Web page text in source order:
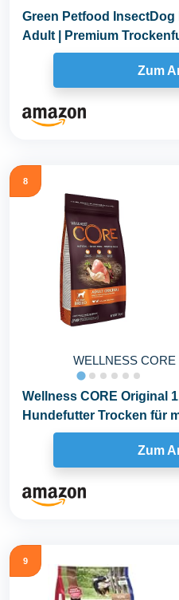
Green Petfood InsectDog
Adult | Premium
Zum
8
WELLNESS CORE
Wellness CORE Original
Hundefutter Trocken für
Zum
9